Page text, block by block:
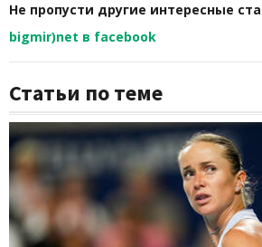
Не пропусти другие интересные
bigmir)net в facebook
Статьи по теме